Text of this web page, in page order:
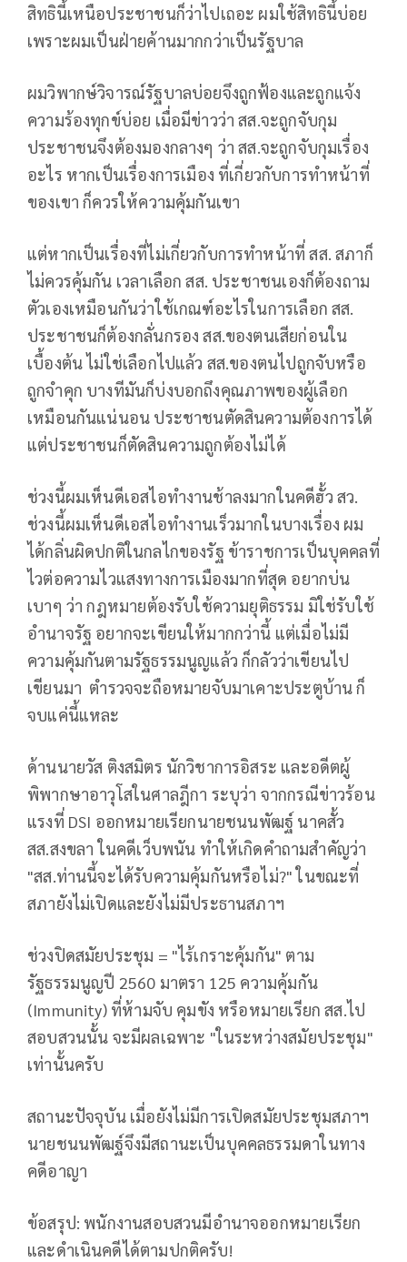
สิทธินี้เหนือประชาชนก็ว่าไปเถอะ ผมใช้สิทธินี้บ่อย
เพราะผมเป็นฝ่ายค้านมากกว่าเป็นรัฐบาล
ผมวิพากษ์วิจารณ์รัฐบาลบ่อยจึงถูกฟ้องและถูกแจ้ง
ความร้องทุกข์บ่อย เมื่อมีข่าวว่า สส.จะถูกจับกุม
ประชาชนจึงต้องมองกลางๆ ว่า สส.จะถูกจับกุมเรื่อง
อะไร หากเป็นเรื่องการเมือง ที่เกี่ยวกับการทำหน้าที่
ของเขา ก็ควรให้ความคุ้มกันเขา
แต่หากเป็นเรื่องที่ไม่เกี่ยวกับการทำหน้าที่ สส. สภาก็
ไม่ควรคุ้มกัน เวลาเลือก สส. ประชาชนเองก็ต้องถาม
ตัวเองเหมือนกันว่าใช้เกณฑ์อะไรในการเลือก สส.
ประชาชนก็ต้องกลั่นกรอง สส.ของตนเสียก่อนใน
เบื้องต้น ไม่ใช่เลือกไปแล้ว สส.ของตนไปถูกจับหรือ
ถูกจำคุก บางทีมันก็บ่งบอกถึงคุณภาพของผู้เลือก
เหมือนกันแน่นอน ประชาชนตัดสินความต้องการได้
แต่ประชาชนก็ตัดสินความถูกต้องไม่ได้
ช่วงนี้ผมเห็นดีเอสไอทำงานช้าลงมากในคดีฮั้ว สว.
ช่วงนี้ผมเห็นดีเอสไอทำงานเร็วมากในบางเรื่อง ผม
ได้กลิ่นผิดปกติในกลไกของรัฐ ข้าราชการเป็นบุคคลที่
ไวต่อความไวแสงทางการเมืองมากที่สุด อยากบ่น
เบาๆ ว่า กฎหมายต้องรับใช้ความยุติธรรม มิใช่รับใช้
อำนาจรัฐ อยากจะเขียนให้มากกว่านี้ แต่เมื่อไม่มี
ความคุ้มกันตามรัฐธรรมนูญแล้ว ก็กลัวว่าเขียนไป
เขียนมา ตำรวจจะถือหมายจับมาเคาะประตูบ้าน ก็
จบแค่นี้แหละ
ด้านนายวัส ติงสมิตร นักวิชาการอิสระ และอดีตผู้
พิพากษาอาวุโสในศาลฎีกา ระบุว่า จากกรณีข่าวร้อน
แรงที่ DSI ออกหมายเรียกนายชนนพัฒฐ์ นาคสั้ว
สส.สงขลา ในคดีเว็บพนัน ทำให้เกิดคำถามสำคัญว่า
"สส.ท่านนี้จะได้รับความคุ้มกันหรือไม่?" ในขณะที่
สภายังไม่เปิดและยังไม่มีประธานสภาฯ
ช่วงปิดสมัยประชุม = "ไร้เกราะคุ้มกัน" ตาม
รัฐธรรมนูญปี 2560 มาตรา 125 ความคุ้มกัน
(Immunity) ที่ห้ามจับ คุมขัง หรือหมายเรียก สส.ไป
สอบสวนนั้น จะมีผลเฉพาะ "ในระหว่างสมัยประชุม"
เท่านั้นครับ
สถานะปัจจุบัน เมื่อยังไม่มีการเปิดสมัยประชุมสภาฯ
นายชนนพัฒฐ์จึงมีสถานะเป็นบุคคลธรรมดาในทาง
คดีอาญา
ข้อสรุป: พนักงานสอบสวนมีอำนาจออกหมายเรียก
และดำเนินคดีได้ตามปกติครับ!